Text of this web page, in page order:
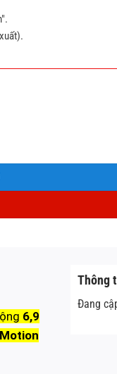
6,9
Thông
Đang